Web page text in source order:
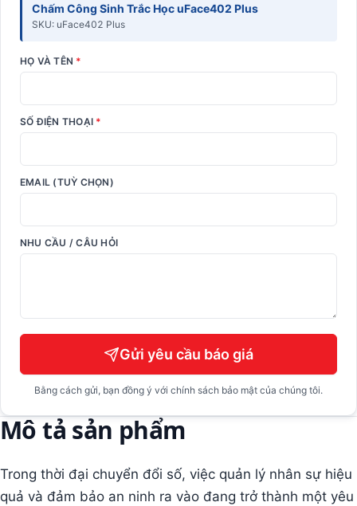
Chấm Công Sinh Trắc Học uFace402 Plus
SKU: uFace402 Plus
HỌ VÀ TÊN *
SỐ ĐIỆN THOẠI *
EMAIL (TUỲ CHỌN)
NHU CẦU / CÂU HỎI
Gửi yêu cầu báo giá
Bằng cách gửi, bạn đồng ý với chính sách bảo mật của chúng tôi.
Mô tả sản phẩm
Trong thời đại chuyển đổi số, việc quản lý nhân sự hiệu
quả và đảm bảo an ninh ra vào đang trở thành một yêu